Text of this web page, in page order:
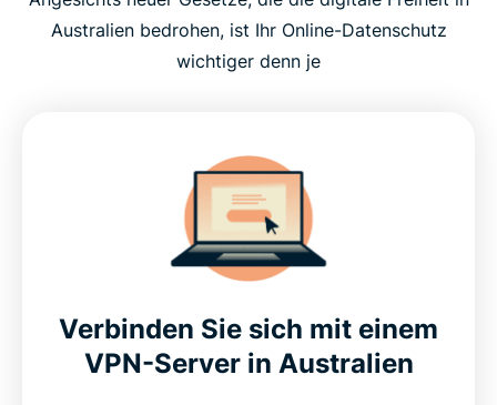
Australien bedrohen, ist Ihr Online-Datenschutz
wichtiger denn je
Verbinden Sie sich mit einem
VPN-Server in Australien